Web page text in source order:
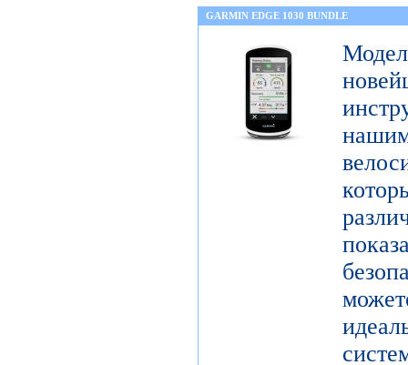
GARMIN EDGE 1030 BUNDLE